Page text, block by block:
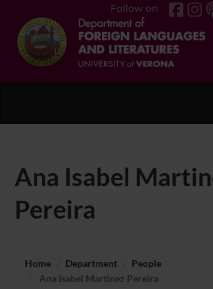
Follow on
Ana Isabel
Pereira
Home Department
People
Ana Isabel Martinez Pereira